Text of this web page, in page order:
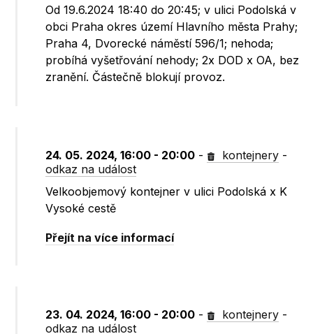
Od 19.6.2024 18:40 do 20:45; v ulici Podolská v
obci Praha okres území Hlavního města Prahy;
Praha 4, Dvorecké náměstí 596/1; nehoda;
probíhá vyšetřování nehody; 2x DOD x OA, bez
zranění. Částečně blokují provoz.
24. 05. 2024, 16:00 - 20:00 - kontejnery -
odkaz na událost
Velkoobjemový kontejner v ulici Podolská x K
Vysoké cestě
Přejít na více informací
23. 04. 2024, 16:00 - 20:00 - kontejnery -
odkaz na událost